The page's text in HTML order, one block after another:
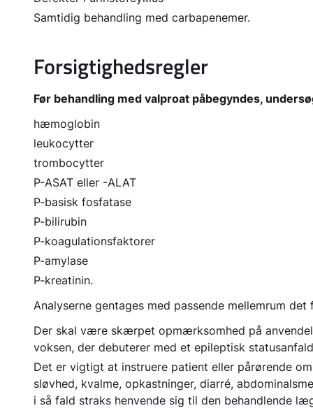
Samtidig behandling med carbapenemer.
Forsigtighedsregler
Før behandling med valproat påbegyndes,
hæmoglobin
leukocytter
trombocytter
P-ASAT eller -ALAT
P-basisk fosfatase
P-bilirubin
P-koagulationsfaktorer
P-amylase
P-kreatinin.
Analyserne gentages med passende mellemrum
Der skal være skærpet opmærksomhed på
voksen, der debuterer med et epileptisk
Det er vigtigt at instruere patient eller pårørende
sløvhed, kvalme, opkastninger, diarré,
i så fald straks henvende sig til den behandlende